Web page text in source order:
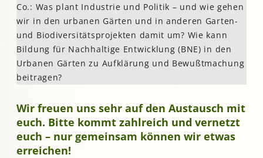
Co.: Was plant Industrie und Politik – und wie gehen
wir in den urbanen Gärten und in anderen Garten-
und Biodiversitätsprojekten damit um? Wie kann
Bildung für Nachhaltige Entwicklung (BNE) in den
Urbanen Gärten zu Aufklärung und Bewußtmachung
beitragen?
Wir freuen uns sehr auf den Austausch mit
euch. Bitte kommt zahlreich und vernetzt
euch – nur gemeinsam können wir etwas
erreichen!